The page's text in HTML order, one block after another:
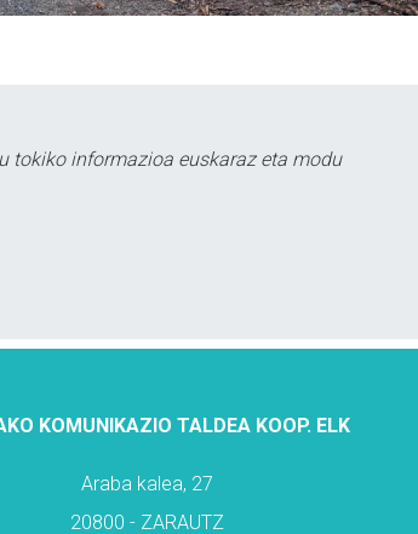
tokiko informazioa euskaraz eta modu
KOMUNIKAZIO TALDEA KOOP. ELK
Araba kalea, 27
20800 - ZARAUTZ